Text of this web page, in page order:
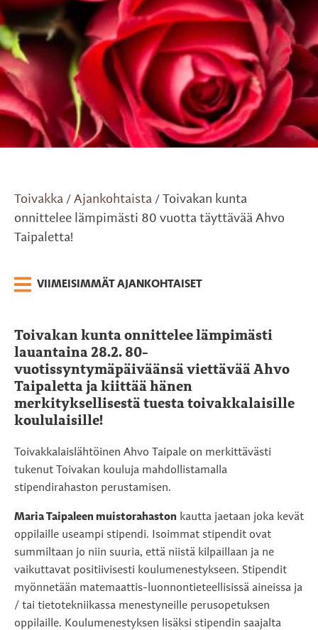
Toivakka / Ajankohtaista / Toivakan kunta
onnittelee lämpimästi 80 vuotta täyttävää Ahvo
Taipaletta!
VIIMEISIMMÄT AJANKOHTAISET
Toivakan kunta onnittelee lämpimästi
lauantaina 28.2. 80-
vuotissyntymäpäiväänsä viettävää Ahvo
Taipaletta ja kiittää hänen
merkityksellisestä tuesta toivakkalaisille
koululaisille!
Toivakkalaislähtöinen Ahvo Taipale on merkittävästi
tukenut Toivakan kouluja mahdollistamalla
stipendirahaston perustamisen.
Maria Taipaleen muistorahaston kautta jaetaan joka kevät
oppilaille useampi stipendi. Isoimmat stipendit ovat
summiltaan jo niin suuria, että niistä kilpaillaan ja ne
vaikuttavat positiivisesti koulumenestykseen. Stipendit
myönnetään matemaattis-luonnontieteellisissä aineissa ja
/ tai tietotekniikassa menestyneille perusopetuksen
oppilaille. Koulumenestyksen lisäksi stipendin saajalta